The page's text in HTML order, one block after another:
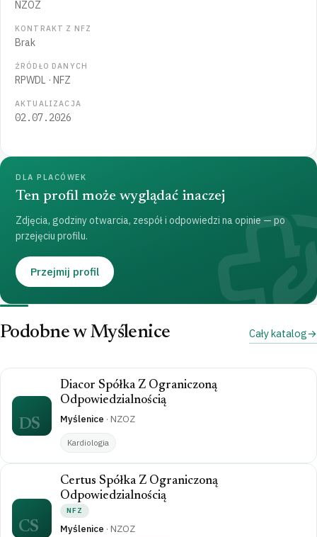
NZOZ
KONTRAKT Z NFZ
Brak
ŹRÓDŁO DANYCH
RPWDL · NFZ
AKTUALIZACJA
02.07.2026
DLA PLACÓWEK
Ten profil może wyglądać inaczej
Zdjęcia, godziny otwarcia, zespół i odpowiedzi na opinie — po
przejęciu profilu.
Przejmij profil
Podobne w Myślenice Cały katalog
DS
Diacor Spółka Z Ograniczoną
Odpowiedzialnością
Myślenice · NZOZ
Kardiologia
CS
Certus Spółka Z Ograniczoną
Odpowiedzialnością
NFZ
Myślenice · NZOZ